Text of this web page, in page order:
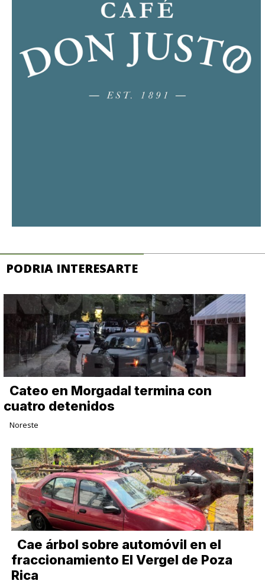
PODRIA INTERESARTE
Cateo en Morgadal termina con
cuatro detenidos
Noreste
Cae árbol sobre automóvil en el
fraccionamiento El Vergel de Poza
Rica